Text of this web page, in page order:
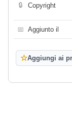
🔒 Copyright
📅 Aggiunto il
☆Aggiungi ai